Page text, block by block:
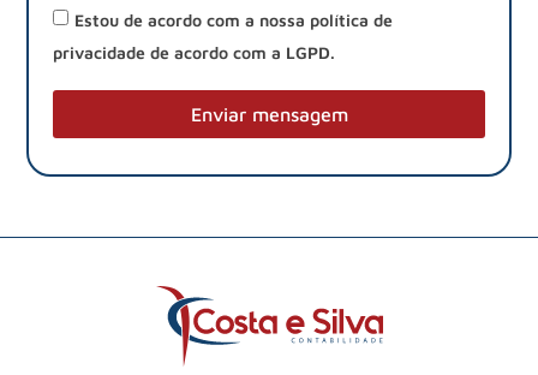
Estou de acordo com a nossa política de
privacidade de acordo com a LGPD.
Enviar mensagem